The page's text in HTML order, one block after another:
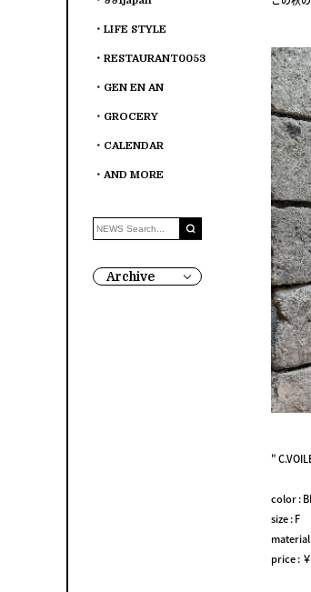
"
color :
size : F
material
price :
LIFE STYLE
RESTAURANT0053
GEN EN AN
GROCERY
CALENDAR
AND MORE
Archive